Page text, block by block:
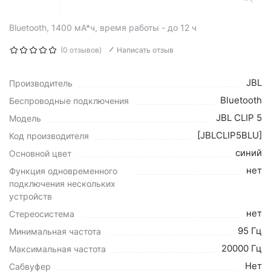
Bluetooth, 1400 мА*ч, время работы - до 12 ч
(0 отзывов) Написать отзыв
Производитель JBL
Беспроводные подключения Bluetooth
Модель JBL CLIP 5
Код производителя [JBLCLIP5BLU]
Основной цвет синий
Функция одновременного
подключения нескольких
устройств
нет
Стереосистема нет
Минимальная частота 95 Гц
Максимальная частота 20000 Гц
Сабвуфер Нет